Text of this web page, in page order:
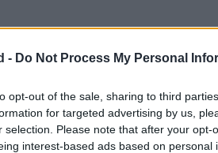
- Do Not Process My Personal
opt-out of the sale, sharing to third
for targeted advertising by us,
selection. Please note that after your
interest-based ads based on